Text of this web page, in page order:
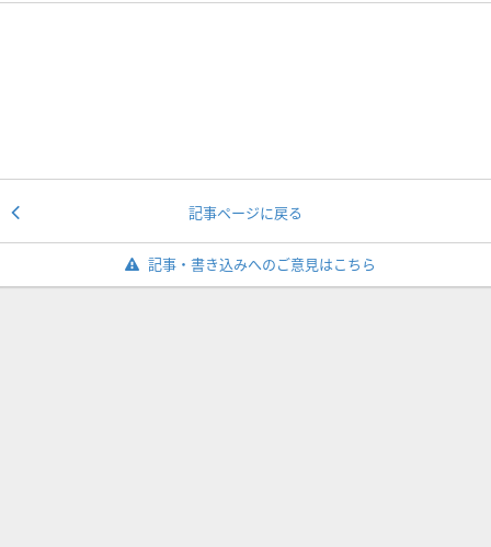
記事ページに戻る
記事・書き込みへのご意見はこちら